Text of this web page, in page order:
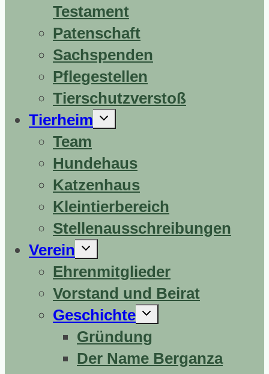
Testament
Patenschaft
Sachspenden
Pflegestellen
Tierschutzverstoß
Tierheim
Untermenü
Team
Hundehaus
Katzenhaus
Kleintierbereich
Stellenausschreibungen
Verein
Untermenü
Ehrenmitglieder
Vorstand und Beirat
Geschichte
Untermenü
Gründung
Der Name Berganza